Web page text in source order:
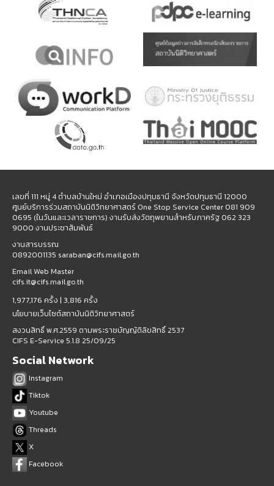
เลขที่ 111 หมู่ 4 ตำบลบ้านใหม่ อำเภอเมืองปทุมธานี จังหวัดปทุมธานี 12000
ศูนย์บริการร่วมสถาบันนิติวิทยาศาสตร์ One Stop Service Center 081 909
0695 (ในวันและเวลาราชการ) งานรับส่งวัตถุพยานสำหรับภาครัฐ 062 323
9000 งานประชาสัมพันธ์
งานสารบรรณ
0892001135 saraban@cifs.mail.go.th
Email Web Master
cifs.it@cifs.mail.go.th
1,977,176 ครั้ง | 3,816 ครั้ง
นโยบายเว็บไซต์สถาบันนิติวิทยาศาสตร์
สงวนสิทธิ์ พ.ศ.2559 ตามพระราชบัญญัติลิขสิทธิ์ 2537
CIFS E-Service 5.1.8 25/09/25
Social Network
Instagram
Tiktok
Youtube
Threads
X
Facebook